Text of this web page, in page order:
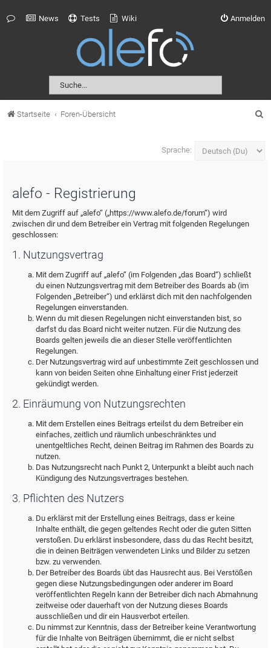
News Tests Wiki Anmelden
Startseite Foren-Übersicht
Sprache:
alefo - Registrierung
Mit dem Zugriff auf „alefo“ („https://www.alefo.de/forum“) wird
zwischen dir und dem Betreiber ein Vertrag mit folgenden Regelungen
geschlossen:
1. Nutzungsvertrag
Mit dem Zugriff auf „alefo“ (im Folgenden „das Board“) schließt
du einen Nutzungsvertrag mit dem Betreiber des Boards ab (im
Folgenden „Betreiber“) und erklärst dich mit den nachfolgenden
Regelungen einverstanden.
Wenn du mit diesen Regelungen nicht einverstanden bist, so
darfst du das Board nicht weiter nutzen. Für die Nutzung des
Boards gelten jeweils die an dieser Stelle veröffentlichten
Regelungen.
Der Nutzungsvertrag wird auf unbestimmte Zeit geschlossen und
kann von beiden Seiten ohne Einhaltung einer Frist jederzeit
gekündigt werden.
2. Einräumung von Nutzungsrechten
Mit dem Erstellen eines Beitrags erteilst du dem Betreiber ein
einfaches, zeitlich und räumlich unbeschränktes und
unentgeltliches Recht, deinen Beitrag im Rahmen des Boards zu
nutzen.
Das Nutzungsrecht nach Punkt 2, Unterpunkt a bleibt auch nach
Kündigung des Nutzungsvertrages bestehen.
3. Pflichten des Nutzers
Du erklärst mit der Erstellung eines Beitrags, dass er keine
Inhalte enthält, die gegen geltendes Recht oder die guten Sitten
verstoßen. Du erklärst insbesondere, dass du das Recht besitzt,
die in deinen Beiträgen verwendeten Links und Bilder zu setzen
bzw. zu verwenden.
Der Betreiber des Boards übt das Hausrecht aus. Bei Verstößen
gegen diese Nutzungsbedingungen oder anderer im Board
veröffentlichten Regeln kann der Betreiber dich nach Abmahnung
zeitweise oder dauerhaft von der Nutzung dieses Boards
ausschließen und dir ein Hausverbot erteilen.
Du nimmst zur Kenntnis, dass der Betreiber keine Verantwortung
für die Inhalte von Beiträgen übernimmt, die er nicht selbst